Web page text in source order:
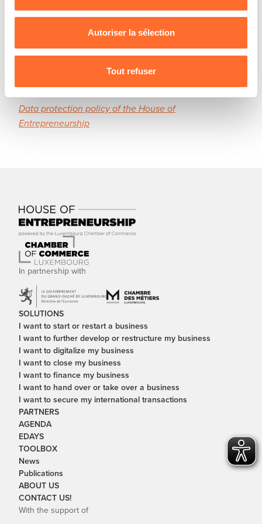
nous utilisons lescookies et sommes amenés à traiter
vos données personnelles, vous pouvez consulter notre
protection des données personnelles.
Autoriser la sélection
Tout refuser
Good pratice: please precise your business industry
Register here !
-------
Data protection policy of the House of
Entrepreneurship
In partnership with
SOLUTIONS
I want to start or restart a business
I want to further develop or restructure my business
I want to digitalize my business
I want to close my business
I want to finance my business
I want to hand over or take over a business
I want to secure my international transactions
PARTNERS
AGENDA
EDAYS
TOOLBOX
News
Publications
ABOUT US
CONTACT US!
With the support of